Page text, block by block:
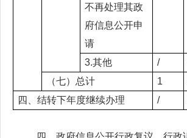
不再处理其政
府信息公开申
请
3.其他 /
（七）总计
1
四、结转下年度继续办理
/